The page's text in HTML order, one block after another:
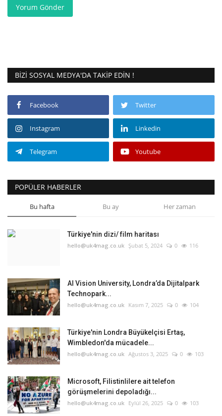
Yorum Gönder
BIZI SOSYAL MEDYA'DA TAKIP EDIN !
Facebook Twitter
Instagram Linkedin
Telegram Youtube
POPÜLER HABERLER
Bu hafta Bu ay Her zaman
Türkiye'nin dizi/ film haritası
hello@uk4mag.co.uk Şubat 5, 2024 0 116
AI Vision University, Londra’da Dijitalpark
Technopark...
hello@uk4mag.co.uk Kasım 7, 2025 0 104
Türkiye'nin Londra Büyükelçisi Ertaş,
Wimbledon'da mücadele...
hello@uk4mag.co.uk Ağustos 3, 2025 0 103
Microsoft, Filistinlilere ait telefon
görüşmelerini depoladığı...
hello@uk4mag.co.uk Eylül 26, 2025 0 103